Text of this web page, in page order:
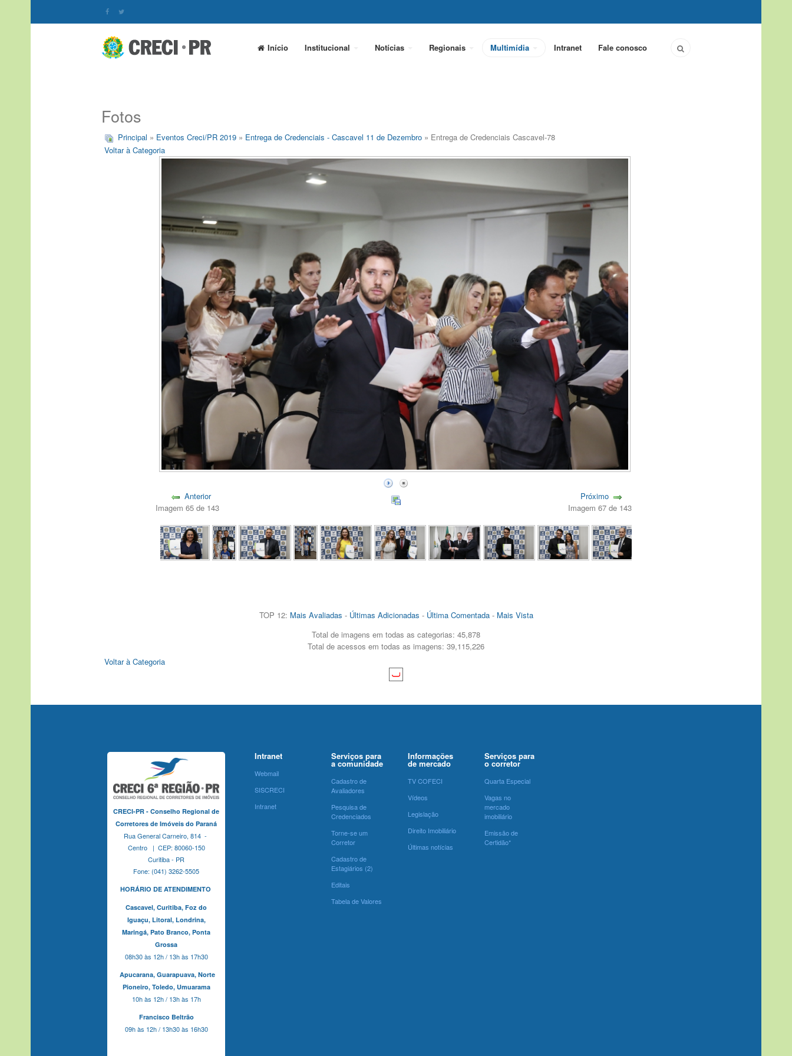
Início Institucional Notícias Regionais Multimídia Intranet Fale conosco
Fotos
Principal » Eventos Creci/PR 2019 » Entrega de Credenciais - Cascavel 11 de Dezembro » Entrega de Credenciais Cascavel-78
Voltar à Categoria
Anterior
Imagem 65 de 143
Próximo
Imagem 67 de 143
TOP 12: Mais Avaliadas - Últimas Adicionadas - Última Comentada- Mais Vista
Total de imagens em todas as categorias: 45,878
Total de acessos em todas as imagens: 39,115,226
Voltar à Categoria
CRECI-PR - Conselho Regional de
Corretores de Imóveis do Paraná
Rua General Carneiro, 814 -
Centro | CEP: 80060-150
Curitiba - PR
Fone: (041) 3262-5505
HORÁRIO DE ATENDIMENTO
Cascavel, Curitiba, Foz do
Iguaçu, Litoral, Londrina,
Maringá, Pato Branco, Ponta
Grossa
08h30 às 12h / 13h às 17h30
Apucarana, Guarapuava, Norte
Pioneiro, Toledo, Umuarama
10h às 12h / 13h às 17h
Francisco Beltrão
09h às 12h / 13h30 às 16h30
Intranet
Webmail
SISCRECI
Intranet
Serviços para
a comunidade
Cadastro de
Avaliadores
Pesquisa de
Credenciados
Torne-se um
Corretor
Cadastro de
Estagiários (2)
Editais
Tabela de Valores
Informações
de mercado
TV COFECI
Vídeos
Legislação
Direito Imobiliário
Últimas notícias
Serviços para
o corretor
Quarta Especial
Vagas no
mercado
imobiliário
Emissão de
Certidão*